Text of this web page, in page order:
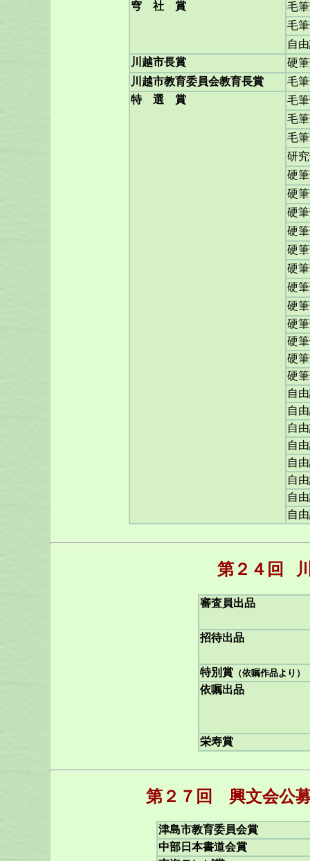
穹 社 賞
毛
毛
自
川越市長賞
硬
川越市教育委員会教育長賞
毛
特 選 賞
毛
毛
毛
研
硬
硬
硬
硬
硬
硬
硬
硬
硬
硬
硬
硬
自
自
自
自
自
自
自
自
第２４回
審査員出品
招待出品
特別賞 （依嘱作品より）
依嘱出品
栄寿賞
第２７回 興文会公
津島市教育委員会賞
中部日本書道会賞